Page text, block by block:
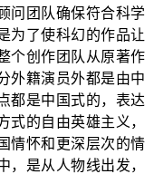
问团队确保符合科学
为了使科幻的作品让
个创作团队从原著作
外籍演员外都是由中
都是中国式的，表达
式的自由英雄主义，
情怀和更深层次的情
，是从人物线出发，